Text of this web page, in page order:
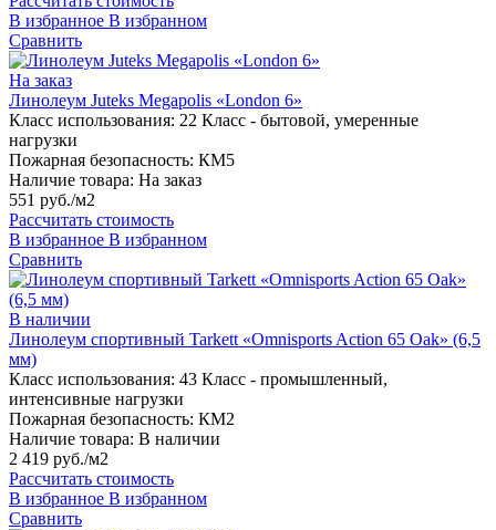
В избранное В избранном
Сравнить
На заказ
Линолеум Juteks Megapolis «London 6»
Класс использования: 22 Класс - бытовой, умеренные
нагрузки
Пожарная безопасность: КМ5
Наличие товара: На заказ
551 руб./м2
Рассчитать стоимость
В избранное В избранном
Сравнить
В наличии
Линолеум спортивный Tarkett «Omnisports Action 65 Oak» (6,5
мм)
Класс использования: 43 Класс - промышленный,
интенсивные нагрузки
Пожарная безопасность: КМ2
Наличие товара: В наличии
2 419 руб./м2
Рассчитать стоимость
В избранное В избранном
Сравнить